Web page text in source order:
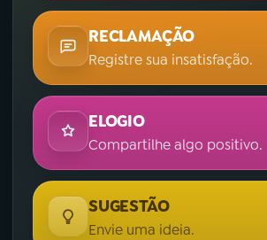
RECLAMAÇÃO
Registre sua insatisfação.
ELOGIO
Compartilhe algo positivo.
SUGESTÃO
Envie uma ideia.